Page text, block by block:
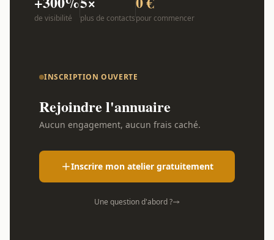
de visibilité plus de contactspour commencer
INSCRIPTION OUVERTE
Rejoindre l'annuaire
Aucun engagement, aucun frais caché.
Inscrire mon atelier gratuitement
Une question d'abord ?